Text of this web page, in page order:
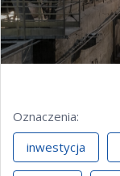
Oznaczenia:
inwestycja